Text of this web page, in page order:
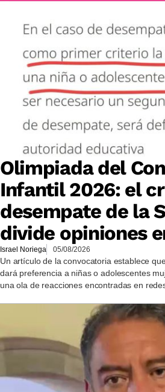
Olimpiada del
Infantil 2026: el
desempate de la
divide opiniones
Israel Noriega 05/08/2026
Un artículo de la convocatoria establece
dará preferencia a niñas o adolescentes
una ola de reacciones encontradas en